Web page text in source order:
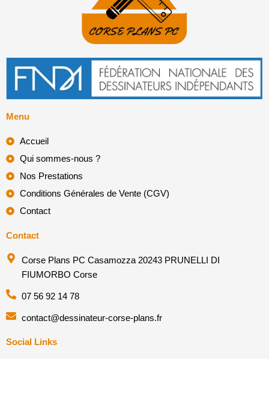
Menu
Accueil
Qui sommes-nous ?
Nos Prestations
Conditions Générales de Vente (CGV)
Contact
Contact
Corse Plans PC Casamozza 20243 PRUNELLI DI
FIUMORBO Corse
07 56 92 14 78
contact@dessinateur-corse-plans.fr
Social Links